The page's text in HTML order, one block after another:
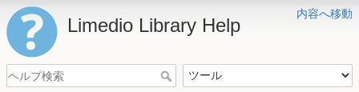
内容へ移動
Limedio Library Help